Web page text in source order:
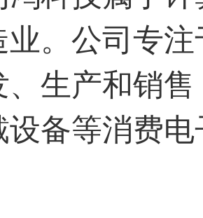
。公司专
、生产和销
备等消费